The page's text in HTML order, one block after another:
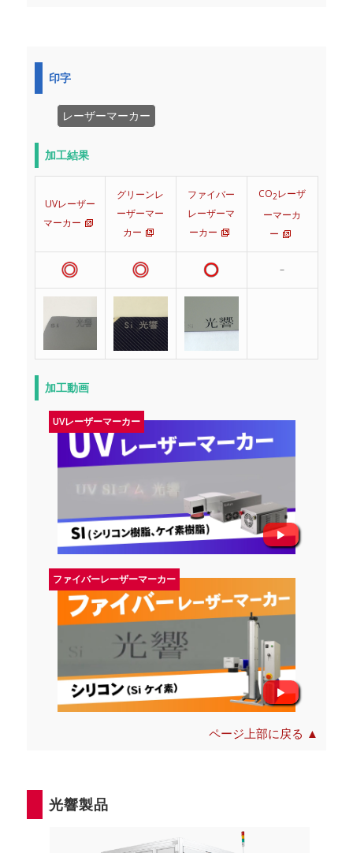
印字
レーザーマーカー
加工結果
UVレーザー
マーカー
グリーンレ
ーザーマー
カー
ファイバー
レーザーマ
ーカー
CO2レーザ
ーマーカ
ー
–
加工動画
UVレーザーマーカー
ファイバーレーザーマーカー
ページ上部に戻る ▲
光響製品